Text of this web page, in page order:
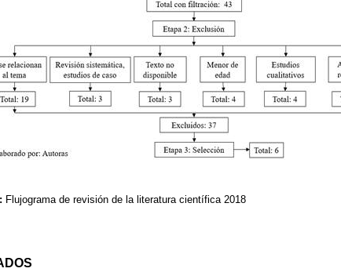
Flujograma de revisión de la literatura científica 2018